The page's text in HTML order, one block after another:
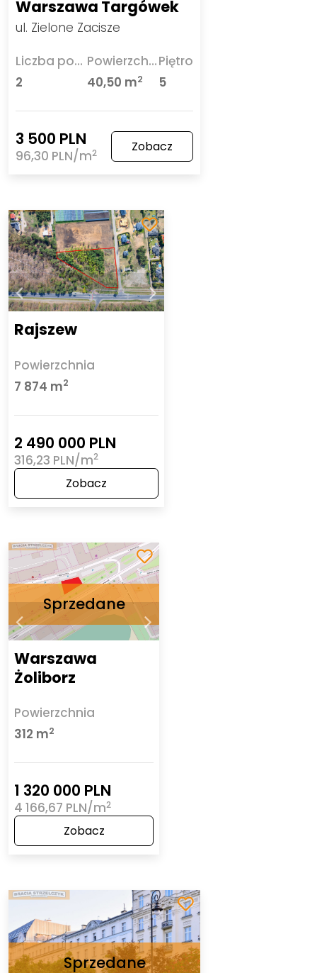
Warszawa Targówek
ul. Zielone Zacisze
Liczba pokoi
2
Powierzchnia
40,50 m2
Piętro
5
3 500 PLN
96,30 PLN/m2 Zobacz
Rajszew
Powierzchnia
7 874 m2
2 490 000 PLN
316,23 PLN/m2
Zobacz
Warszawa
Żoliborz
Powierzchnia
312 m2
1 320 000 PLN
4 166,67 PLN/m2
Zobacz